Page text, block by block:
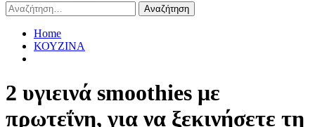
Αναζήτηση
για:
Home
ΚΟΥΖΙΝΑ
2 υγιεινά smoothies με
πρωτεΐνη, για να ξεκινήσετε τη